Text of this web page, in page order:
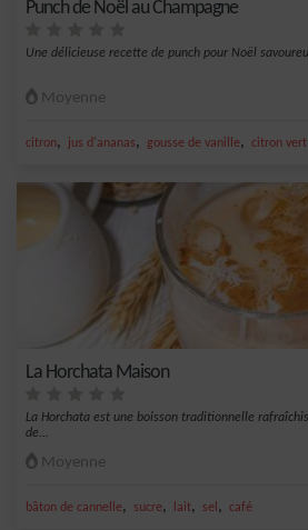
Punch de Noël au Champagne
Une délicieuse recette de punch pour Noël
Moyenne
citron, jus d'ananas, gousse de vanille, citron
La Horchata Maison
La Horchata est une boisson traditionnelle
de...
Moyenne
bâton de cannelle, sucre, lait, sel , café